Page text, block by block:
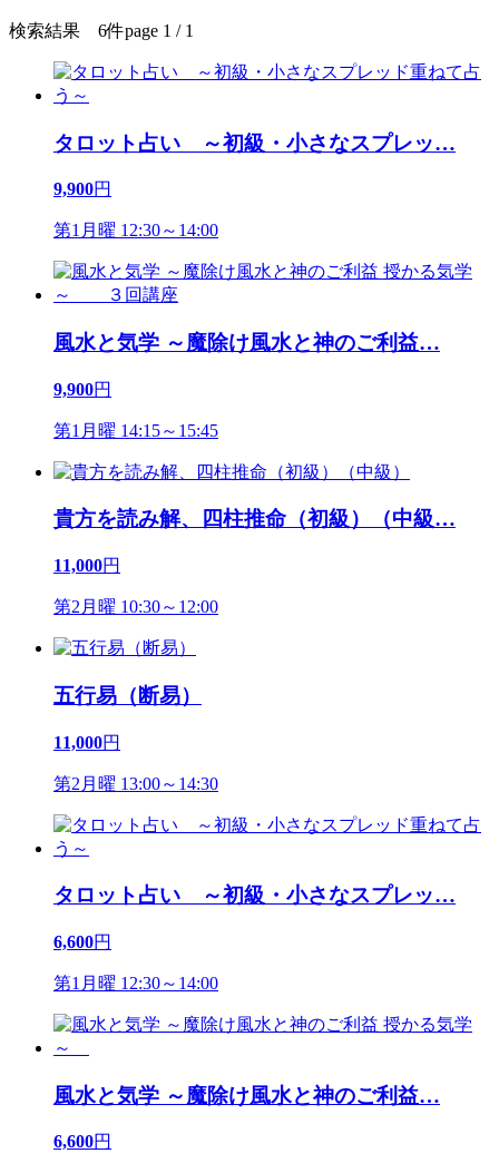
検索結果 6件page 1 / 1
タロット占い ～初級・小さなスプレッ…
9,900円
第1月曜 12:30～14:00
風水と気学 ～魔除け風水と神のご利益…
9,900円
第1月曜 14:15～15:45
貴方を読み解、四柱推命（初級）（中級…
11,000円
第2月曜 10:30～12:00
五行易（断易）
11,000円
第2月曜 13:00～14:30
タロット占い ～初級・小さなスプレッ…
6,600円
第1月曜 12:30～14:00
風水と気学 ～魔除け風水と神のご利益…
6,600円